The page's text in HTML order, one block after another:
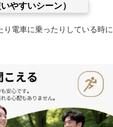
やすいシーン）
り電車に乗ったりしている時に